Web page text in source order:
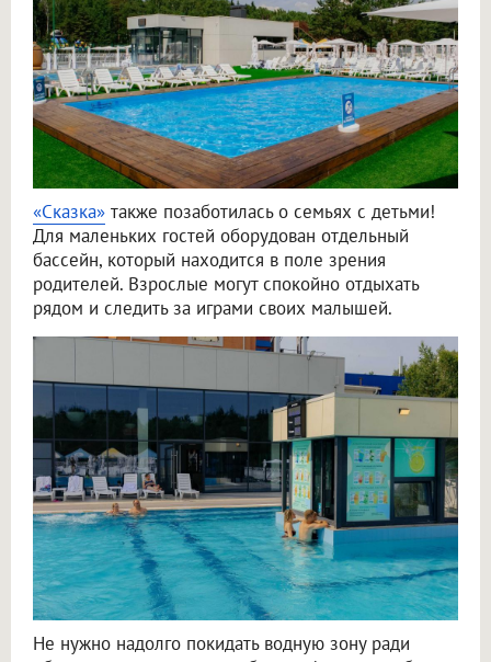
«Сказка» также позаботилась о семьях с детьми!
Для маленьких гостей оборудован отдельный
бассейн, который находится в поле зрения
родителей. Взрослые могут спокойно отдыхать
рядом и следить за играми своих малышей.
Не нужно надолго покидать водную зону ради